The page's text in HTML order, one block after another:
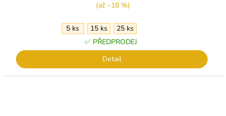
(až –18 %)
5 ks 15 ks
25 ks
✅ PŘEDPRODEJ
Detail